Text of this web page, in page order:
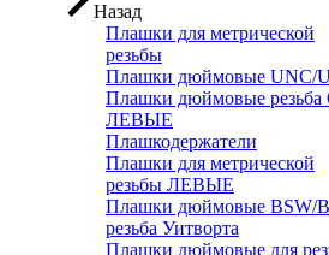
Назад
Плашки для метрической
резьбы
Плашки дюймовые UNC/
Плашки дюймовые резьба
ЛЕВЫЕ
Плашкодержатели
Плашки для метрической
резьбы ЛЕВЫЕ
Плашки дюймовые BSW/
резьба Уитворта
Плашки дюймовые для